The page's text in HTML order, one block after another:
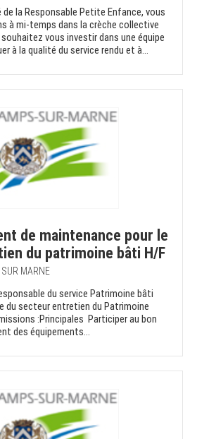
la Responsable Petite Enfance, vous
à mi-temps dans la crèche collective
vous investir dans une équipe
à la qualité du service rendu et à...
de maintenance pour le
du patrimoine bâti H/F
MARNE
du service Patrimoine bâti
du secteur entretien du Patrimoine
:Principales Participer au bon
des équipements...